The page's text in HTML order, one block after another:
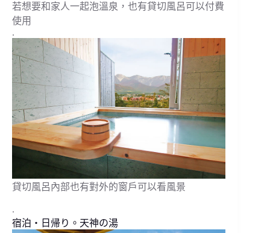
若想要和家人一起泡溫泉，也有貸切風呂可以付費
使用
.
貸切風呂內部也有對外的窗戶可以看風景
.
宿泊・日帰り。天神の湯